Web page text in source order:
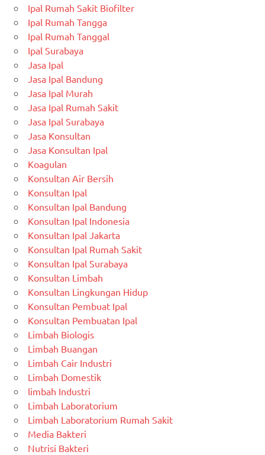
Ipal Rumah Sakit Biofilter
Ipal Rumah Tangga
Ipal Rumah Tanggal
Ipal Surabaya
Jasa Ipal
Jasa Ipal Bandung
Jasa Ipal Murah
Jasa Ipal Rumah Sakit
Jasa Ipal Surabaya
Jasa Konsultan
Jasa Konsultan Ipal
Koagulan
Konsultan Air Bersih
Konsultan Ipal
Konsultan Ipal Bandung
Konsultan Ipal Indonesia
Konsultan Ipal Jakarta
Konsultan Ipal Rumah Sakit
Konsultan Ipal Surabaya
Konsultan Limbah
Konsultan Lingkungan Hidup
Konsultan Pembuat Ipal
Konsultan Pembuatan Ipal
Limbah Biologis
Limbah Buangan
Limbah Cair Industri
Limbah Domestik
limbah Industri
Limbah Laboratorium
Limbah Laboratorium Rumah Sakit
Media Bakteri
Nutrisi Bakteri